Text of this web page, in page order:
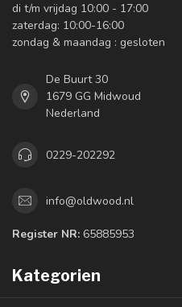
di t/m vrijdag 10:00 - 17:00
zaterdag: 10:00-16:00
zondag & maandag : gesloten
De Buurt 30
1679 GG Midwoud
Nederland
0229-202292
info@oldwood.nl
Register NR: 65885953
Kategorien